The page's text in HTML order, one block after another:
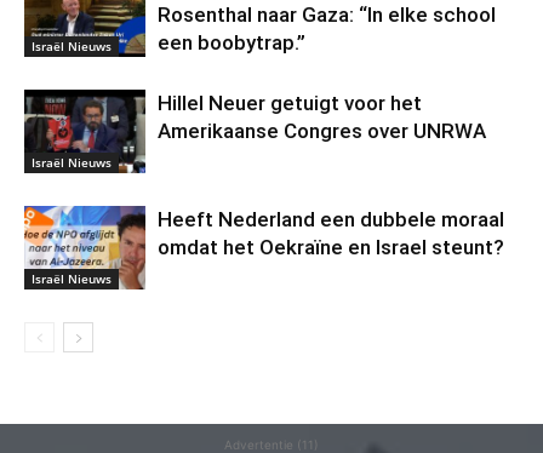
Israël Nieuws
Rosenthal naar Gaza: “In elke school
een boobytrap.”
Israël Nieuws
Hillel Neuer getuigt voor het
Amerikaanse Congres over UNRWA
Israël Nieuws
Heeft Nederland een dubbele moraal
omdat het Oekraïne en Israel steunt?
Advertentie (11)